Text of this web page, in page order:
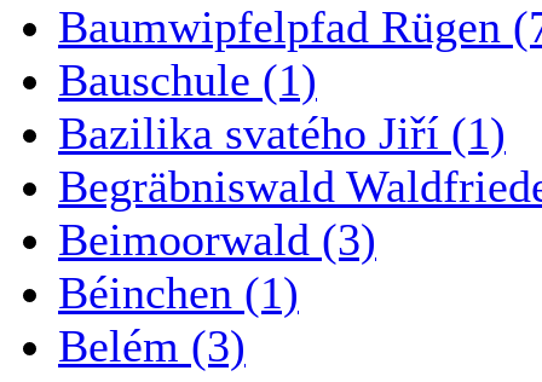
Baumwipfelpfad Rügen
Bauschule (1)
Bazilika svatého Jiří (1)
Begräbniswald
Beimoorwald (3)
Béinchen (1)
Belém (3)